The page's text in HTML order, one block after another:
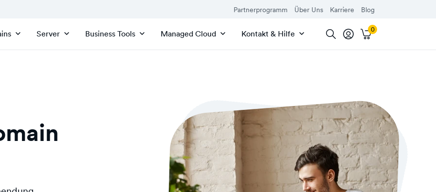
Partnerprogramm Über Uns Karriere Blog
Server Business Tools Managed Cloud Kontakt & Hilfe